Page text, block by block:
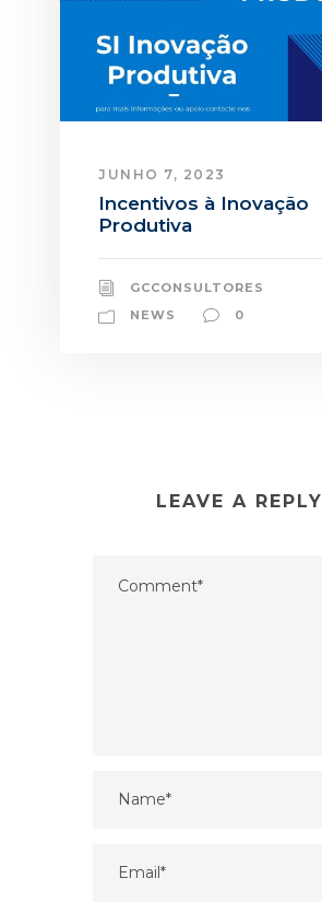
JUNHO 7, 2023
Incentivos à Inovação
Produtiva
GCCONSULTORES
NEWS
0
LEAVE A REPLY